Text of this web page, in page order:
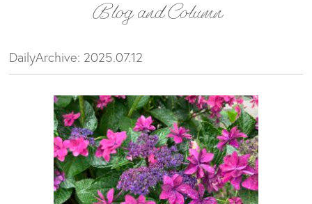
Blog and Column
DailyArchive: 2025.07.12